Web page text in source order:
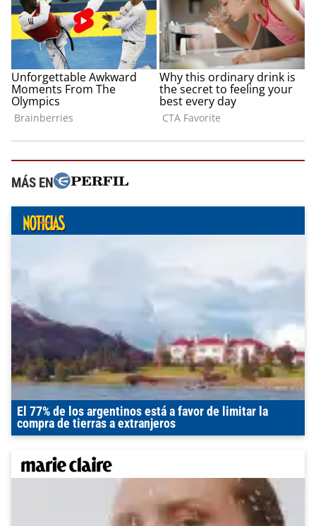
MÁS EN
El 77% de los argentinos está a favor de limitar la
compra de tierras a extranjeros